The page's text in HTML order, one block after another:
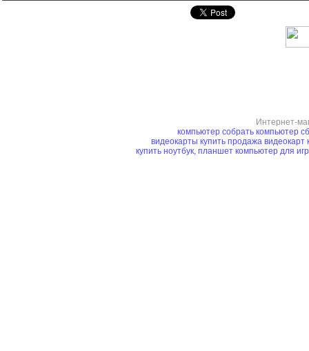
Интернет-
компьютер собрать компьютер
видеокарты купить продажа видеокарт
купить ноутбук, планшет компьютер для